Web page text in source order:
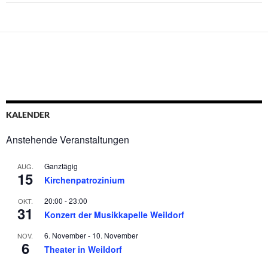
KALENDER
Anstehende Veranstaltungen
AUG.
15
Ganztägig
Kirchenpatrozinium
OKT.
31
20:00 -23:00
Konzert der Musikkapelle Weildorf
NOV.
6
6. November- 10. November
Theater in Weildorf